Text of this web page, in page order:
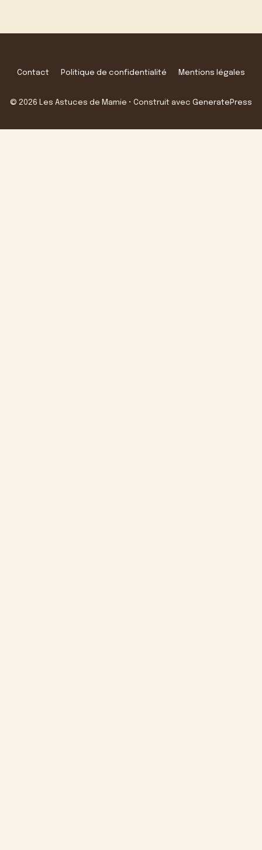
Contact Politique de confidentialité Mentions légales
© 2026 Les Astuces de Mamie • Construit avec GeneratePress